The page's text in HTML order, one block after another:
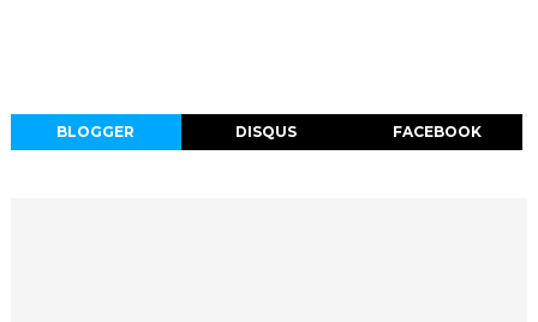
BLOGGER DISQUS FACEBOOK